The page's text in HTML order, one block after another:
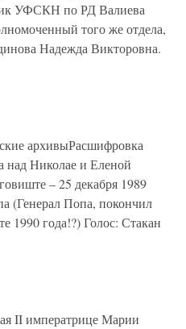
УФСКН по РД Валиева
того же отдела,
Надежда Викторовна.
архивыРасшифровка
над Николае и Еленой
– 25 декабря 1989
(Генерал Попа, покончил
1990 года!?) Голос: Стакан
II императрице Марии